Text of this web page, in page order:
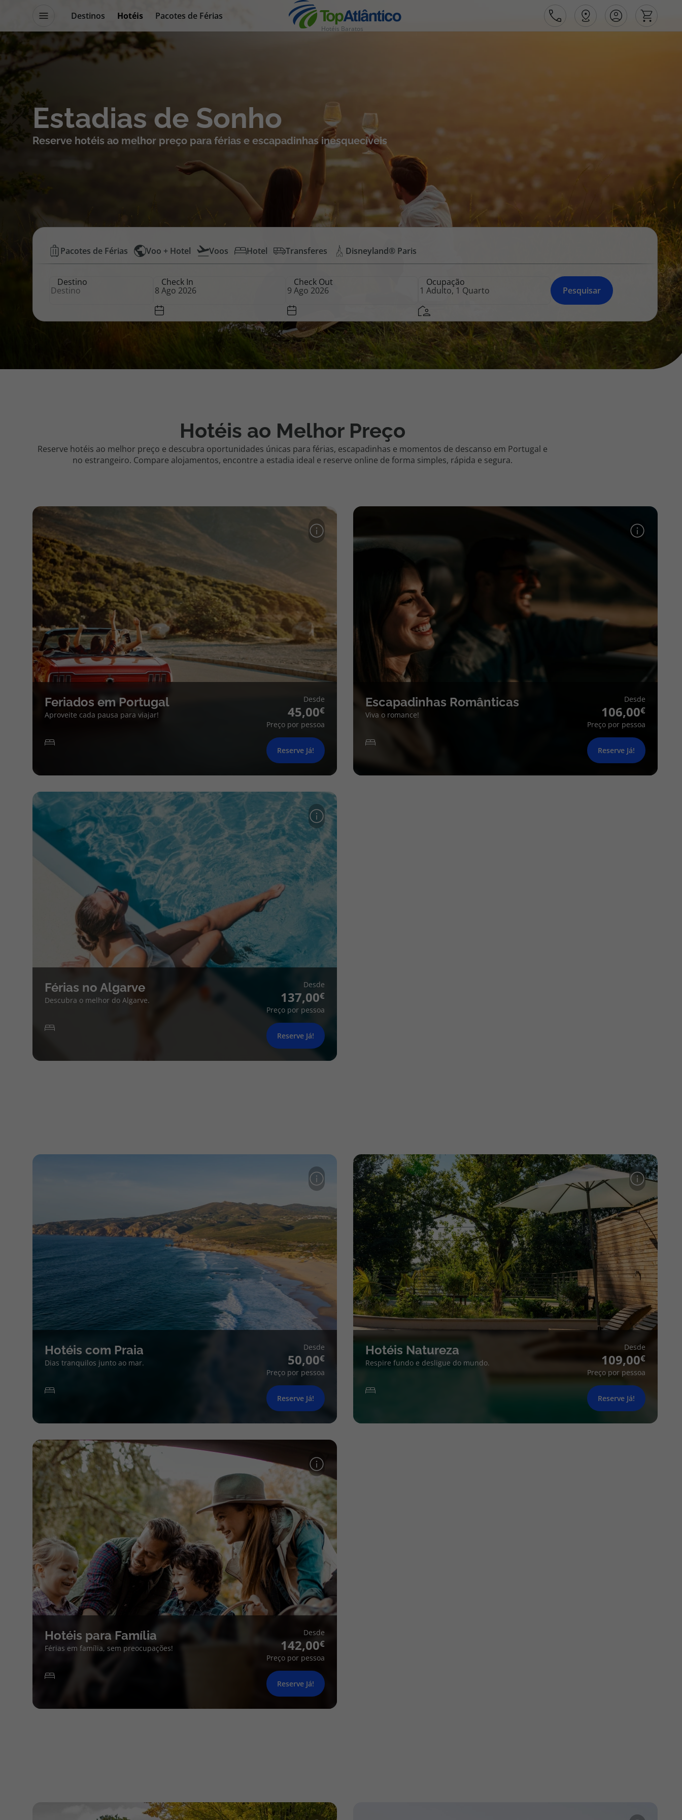
Destinos Hotéis
Pacotes de Férias
Promoções
Blog TopViagens Hotéis Baratos
Destinos
Voos
Pacotes de Férias
Disneyland ® Paris
Cruzeiros
Promoções
Cheque Viagem
Blog TopViagens
Apoio ao cliente no Estrangeiro
facilidade na marcação das suas viagens, tem ainda ao seu
dispor o nosso call center a funcionar todos os dias úteis das
10:00 às 20:00 e Sábado das 10:00 às 14:00.
Estadias de Sonho
Reserve hotéis ao melhor preço para férias e escapadinhas inesquecíveis
Hotéis
Baratos
Top
Pacotes de Férias Voo + Hotel Voos Hotel Transferes Disneyland® Paris
Destino Check In Check Out Ocupação
Pesquisar
Hotéis ao Melhor Preço
Reserve hotéis ao melhor preço e descubra oportunidades únicas para férias, escapadinhas e momentos de descanso em Portugal e
no estrangeiro. Compare alojamentos, encontre a estadia ideal e reserve online de forma simples, rápida e segura.
Feriados em Portugal
Aproveite cada pausa para viajar!
Desde
45,00
Preço por pessoa
Reserve Já!
Escapadinhas Românticas
Viva o romance!
Desde
106,00
Preço por pessoa
Reserve Já!
Férias no Algarve
Descubra o melhor do Algarve.
Desde
137,00
Preço por pessoa
Reserve Já!
Hotéis com Praia
Dias tranquilos junto ao mar.
Desde
50,00
Preço por pessoa
Reserve Já!
Hotéis Natureza
Respire fundo e desligue do mundo.
Desde
109,00
Preço por pessoa
Reserve Já!
Hotéis para Família
Férias em família, sem preocupações!
Desde
142,00
Preço por pessoa
Reserve Já!